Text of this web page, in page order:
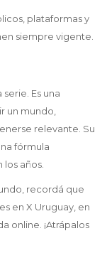
plataformas y
siempre vigente.
Es una
un mundo,
relevante. Su
fórmula
años.
recordá que
en X Uruguay, en
online. ¡Atrápalos